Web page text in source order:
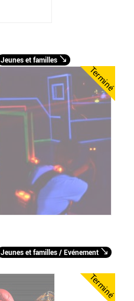
Jeunes et familles
Terminé
Jeunes et familles / Evénement
Terminé